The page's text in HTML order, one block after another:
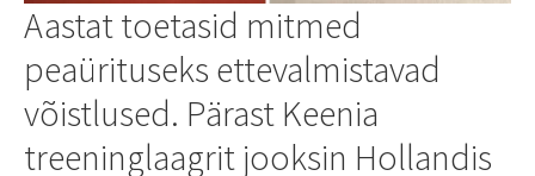
Aastat toetasid mitmed
peaürituseks ettevalmistavad
võistlused. Pärast Keenia
treeninglaagrit jooksin Hollandis